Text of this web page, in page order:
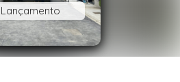
Lançamento